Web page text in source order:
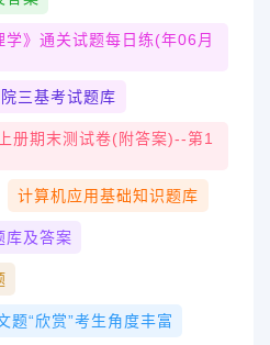
》通关试题每日练(年06月
三基考试题库
册期末测试卷(附答案)--第1
计算机应用基础知识题库
库及答案
题“欣赏”考生角度丰富